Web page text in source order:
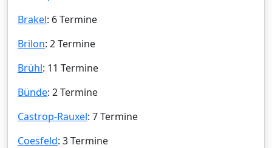
Brakel: 6 Termine
Brilon: 2 Termine
Brühl: 11 Termine
Bünde: 2 Termine
Castrop-Rauxel: 7 Termine
Coesfeld: 3 Termine